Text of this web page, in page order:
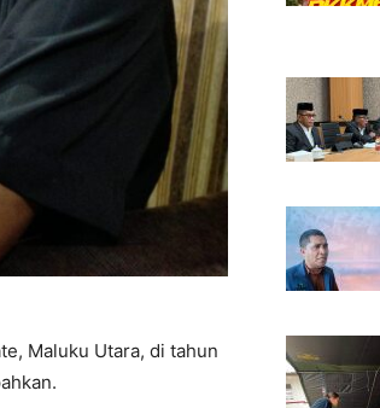
Maluku Utara, di tahun